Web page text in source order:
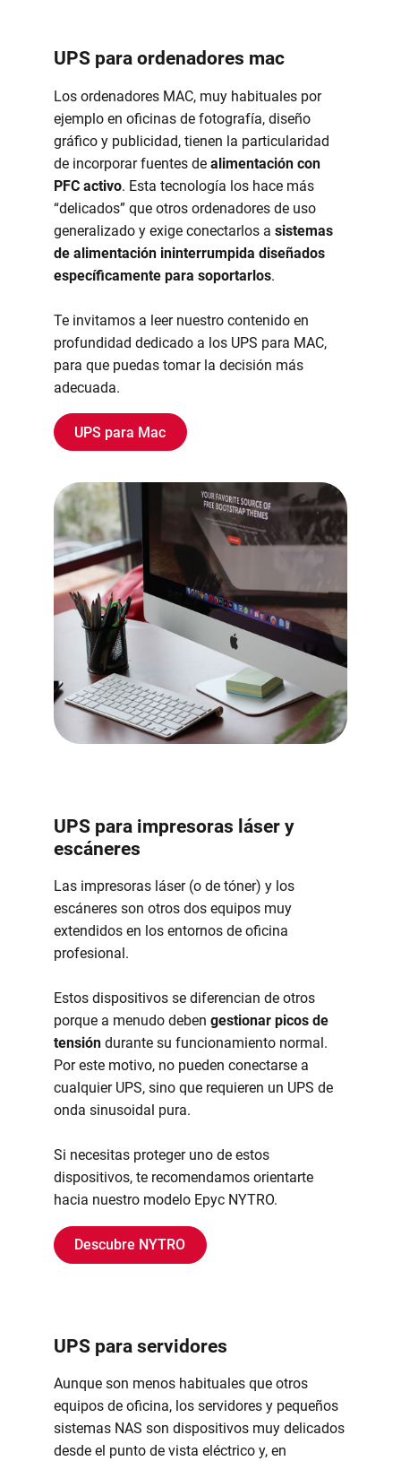
UPS para ordenadores mac
Los ordenadores MAC, muy habituales por
ejemplo en oficinas de fotografía, diseño
gráfico y publicidad, tienen la particularidad
de incorporar fuentes de alimentación con
PFC activo. Esta tecnología los hace más
“delicados” que otros ordenadores de uso
generalizado y exige conectarlos a sistemas
de alimentación ininterrumpida diseñados
específicamente para soportarlos.
Te invitamos a leer nuestro contenido en
profundidad dedicado a los UPS para MAC,
para que puedas tomar la decisión más
adecuada.
UPS para Mac
UPS para impresoras láser y
escáneres
Las impresoras láser (o de tóner) y los
escáneres son otros dos equipos muy
extendidos en los entornos de oficina
profesional.
Estos dispositivos se diferencian de otros
porque a menudo deben gestionar picos de
tensión durante su funcionamiento normal.
Por este motivo, no pueden conectarse a
cualquier UPS, sino que requieren un UPS de
onda sinusoidal pura.
Si necesitas proteger uno de estos
dispositivos, te recomendamos orientarte
hacia nuestro modelo Epyc NYTRO.
Descubre NYTRO
UPS para servidores
Aunque son menos habituales que otros
equipos de oficina, los servidores y pequeños
sistemas NAS son dispositivos muy delicados
desde el punto de vista eléctrico y, en